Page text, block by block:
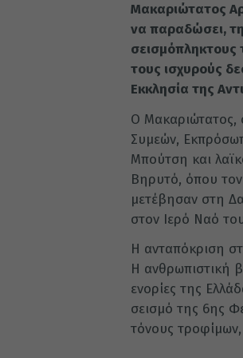
Μακαριώτατος
να παραδώσει,
σεισμόπληκτους
τους ισχυρούς
Εκκλησία της
Ο Μακαριώτατος,
Συμεών,
Μπούτση και
Βηρυτό, όπου τον
μετέβησαν στη
στον Ιερό Ναό
Η ανταπόκριση
Η ανθρωπιστική
ενορίες της
σεισμό της 6ης
τόνους